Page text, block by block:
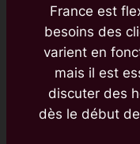
France est
besoins des
varient en
mais il est
discuter des
dès le début